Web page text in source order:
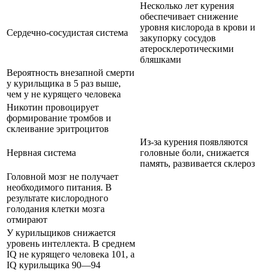
Сердечно-сосудистая система
Несколько лет курения
обеспечивает снижение
уровня кислорода в крови и
закупорку сосудов
атеросклеротическими
бляшками
Вероятность внезапной смерти
у курильщика в 5 раз выше,
чем у не курящего человека
Никотин провоцирует
формирование тромбов и
склеивание эритроцитов
Нервная система
Из-за курения появляются
головные боли, снижается
память, развивается склероз
Головной мозг не получает
необходимого питания. В
результате кислородного
голодания клетки мозга
отмирают
У курильщиков снижается
уровень интеллекта. В среднем
IQ не курящего человека 101, а
IQ курильщика 90―94